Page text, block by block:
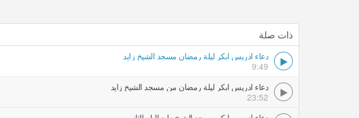
ذات صلة
دعاء ادريس ابكر ليلة رمضان مسجد الشيخ زايد
9:49
دعاء ادريس ابكر ليلة رمضان من مسجد الشيخ زايد
23:52